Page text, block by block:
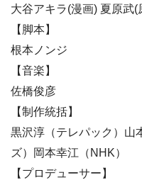
大谷アキラ(漫画) 夏原武
【脚本】
根本ノンジ
【音楽】
佐橋俊彦
【制作統括】
黒沢淳（テレパック）山
ズ）岡本幸江（NHK）
【プロデューサー】